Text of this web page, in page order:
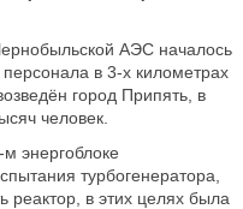
АЭС началось
в 3-х километрах
город Припять, в
человек.
энергоблоке
турбогенератора,
реактор, в этих целях была